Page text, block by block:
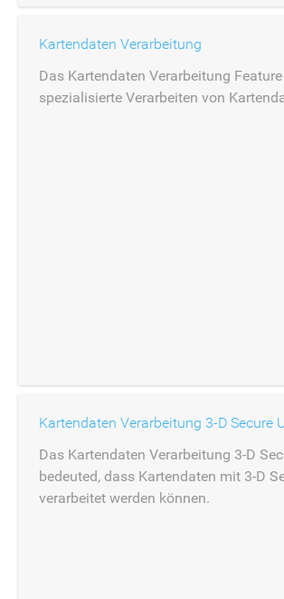
Kartendaten Verarbeitung
Das Kartendaten Verarbeitung
spezialisierte Verarbeiten von
Kartendaten Verarbeitung 3-D Secure
Das Kartendaten Verarbeitung 3-D
bedeuted, dass Kartendaten mit 3-D
verarbeitet werden können.